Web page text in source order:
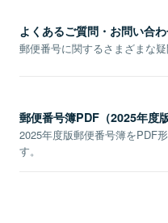
よくあるご質問・お問い合
郵便番号に関するさまざまな疑
郵便番号簿PDF（2025年度版
2025年度版郵便番号簿をPDF
す。